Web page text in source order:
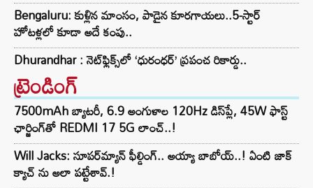
Bengaluru: కుళ్లిన మాంసం, పాడైన కూరగాయలు..5-స్టార్
హోటళ్లలో కూడా అదే కంపు..
Dhurandhar : నెట్‌ఫ్లిక్స్‌లో ‘ధురంధర్’ ప్రపంచ రికార్డు..
ట్రెండింగ్‌
7500mAh బ్యాటరీ, 6.9 అంగుళాల 120Hz డిస్‌ప్లే, 45W ఫాస్ట్
ఛార్జింగ్‌తో REDMI 17 5G లాంచ్..!
Will Jacks: సూపర్‌మ్యాన్ ఫీల్డింగ్.. అయ్యా బాబోయ్..! ఏంటి జాక్
క్యాచ్ ను అలా పట్టేశావ్.!